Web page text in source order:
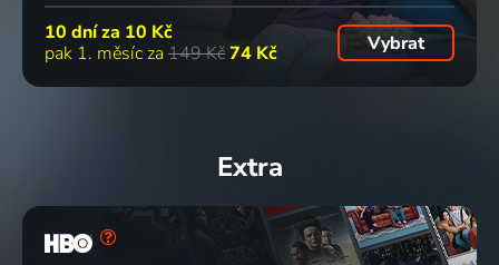
10 dní za 10 Kč
pak 1. měsíc za 149 Kč74 Kč Vybrat
Extra